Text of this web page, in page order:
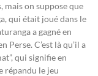
mais on suppose que
qui était joué dans le
a gagné en
Perse. C’est là qu’il a
qui signifie en
répandu le jeu